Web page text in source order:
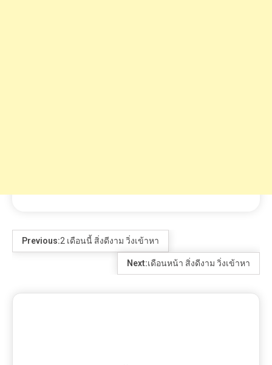
Previous:2 เดือนนี้ สิ่งดีงาม วิ่งเข้าหา
Next:เดือนหน้า สิ่งดีงาม วิ่งเข้าหา